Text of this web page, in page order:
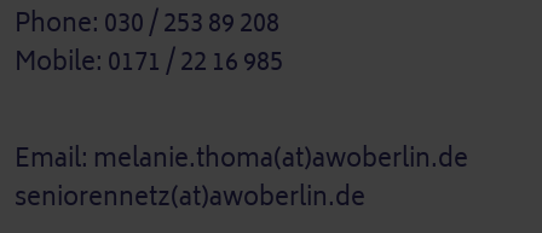
Phone: 030 / 253 89 208
Mobile: 0171 / 22 16 985
Email: melanie.thoma(at)awoberlin.de
seniorennetz(at)awoberlin.de